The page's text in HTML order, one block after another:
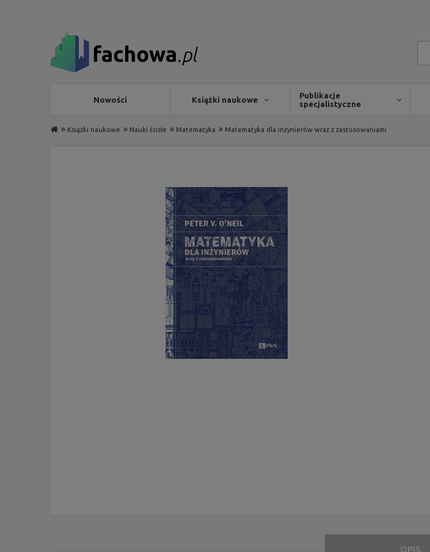
Nowości Książki naukowe
Publikacje
specjalistyczne
» Książki naukowe » Nauki ścisłe » Matematyka » Matematyka dla inżynierów wraz z zastosowaniami
OPIS